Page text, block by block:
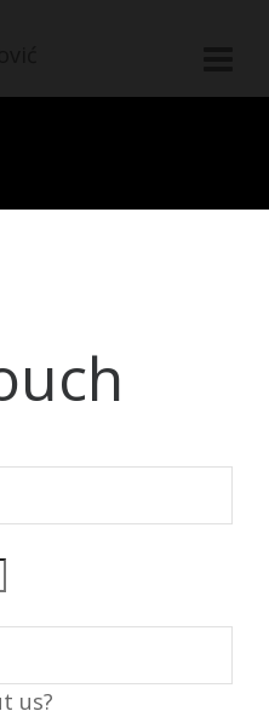
us?